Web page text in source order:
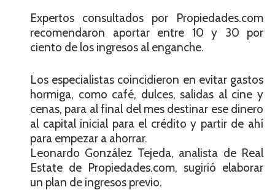
Expertos consultados por Propiedades.com
recomendaron aportar entre 10 y 30 por
ciento de los ingresos al enganche.
Los especialistas coincidieron en evitar gastos
hormiga, como café, dulces, salidas al cine y
cenas, para al final del mes destinar ese dinero
al capital inicial para el crédito y partir de ahí
para empezar a ahorrar.
Leonardo González Tejeda, analista de Real
Estate de Propiedades.com, sugirió elaborar
un plan de ingresos previo.